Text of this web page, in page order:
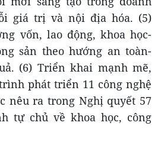
giá trị và nội địa hóa. (5)
vốn, lao động, khoa học-
sản theo hướng an toàn-
(6) Triển khai mạnh mẽ,
phát triển 11 công nghệ
nêu ra trong Nghị quyết 57
tự chủ về khoa học, công